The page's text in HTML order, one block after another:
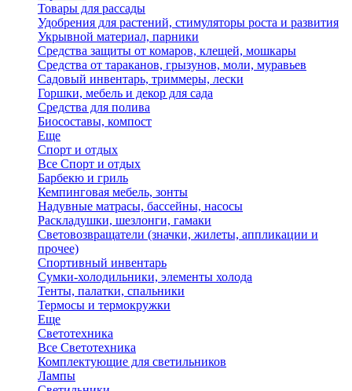
Товары для рассады
Удобрения для растений, стимуляторы роста и развития
Укрывной материал, парники
Средства защиты от комаров, клещей, мошкары
Средства от тараканов, грызунов, моли, муравьев
Садовый инвентарь, триммеры, лески
Горшки, мебель и декор для сада
Средства для полива
Биосоставы, компост
Еще
Спорт и отдых
Все Спорт и отдых
Барбекю и гриль
Кемпинговая мебель, зонты
Надувные матрасы, бассейны, насосы
Раскладушки, шезлонги, гамаки
Световозвращатели (значки, жилеты, аппликации и
прочее)
Спортивный инвентарь
Сумки-холодильники, элементы холода
Тенты, палатки, спальники
Термосы и термокружки
Еще
Светотехника
Все Светотехника
Комплектующие для светильников
Лампы